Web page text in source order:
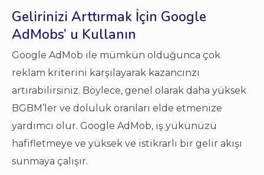
Gelirinizi Arttırmak İçin Google
AdMobs’ u Kullanın
Google AdMob ile mümkün olduğunca çok
reklam kriterini karşılayarak kazancınzı
artırabilirsiniz. Böylece, genel olarak daha yüksek
BGBM’ler ve doluluk oranları elde etmenize
yardımcı olur. Google AdMob, iş yükünüzü
hafifletmeye ve yüksek ve istikrarlı bir gelir akışı
sunmaya çalışır.